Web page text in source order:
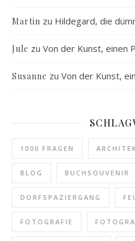
Martin zu Hildegard, die
Jule zu Von der Kunst, einen
Susanne zu Von der Kunst,
1000 FRAGEN
BLOG BUCHSOUVENIR
DORFSPAZIERGANG
FOTOGRAFIE